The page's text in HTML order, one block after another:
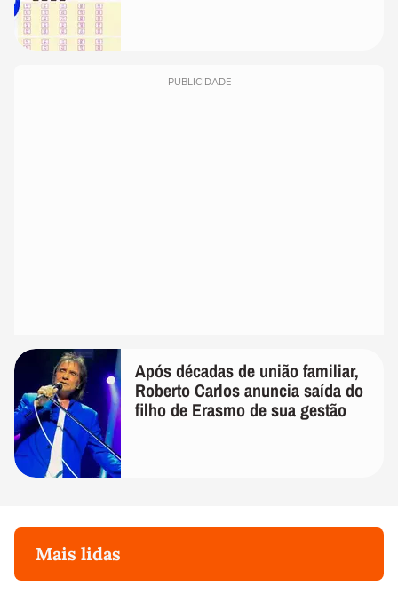
PUBLICIDADE
Após décadas de união familiar,
Roberto Carlos anuncia saída do
filho de Erasmo de sua gestão
Mais lidas